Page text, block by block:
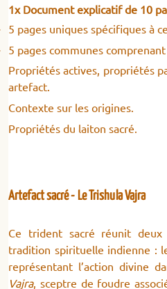
1x Document explicatif de 10
5 pages uniques spécifiques à
5 pages communes
Propriétés actives, propriétés
artefact.
Contexte sur les origines.
Propriétés du laiton sacré.
Artefact sacré - Le Trishula Vajra
Ce trident sacré réunit deux
tradition spirituelle indienne :
représentant l’action divine
Vajra, sceptre de foudre